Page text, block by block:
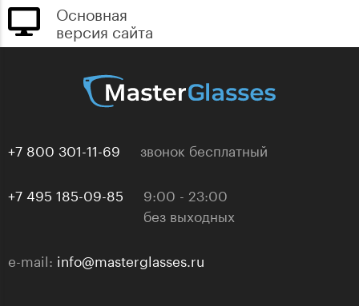
Основная
версия сайта
+7 800 301-11-69 звонок бесплатный
+7 495 185-09-85
9:00 - 23:00
без выходных
e-mail: info@masterglasses.ru